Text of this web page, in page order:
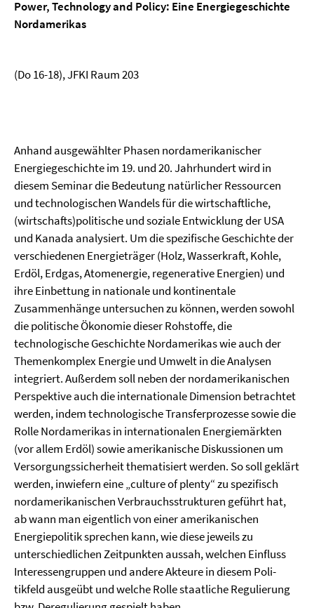
Power, Technology and Policy: Eine Energiegeschichte
Nordamerikas
(Do 16-18), JFKI Raum 203
Anhand ausgewählter Phasen nordamerikanischer
Energiegeschichte im 19. und 20. Jahrhun­dert wird in
diesem Seminar die Bedeutung natürlicher Ressourcen
und technologischen Wandels für die wirtschaftliche,
(wirtschafts)politische und soziale Entwicklung der USA
und Kanada analysiert. Um die spezifische Geschichte der
verschiedenen Energieträger (Holz, Wasserkraft, Kohle,
Erdöl, Erdgas, Atomenergie, regenerative Energien) und
ihre Einbettung in nationale und kontinentale
Zusammenhänge untersuchen zu können, werden sowohl
die politische Ökonomie dieser Rohstoffe, die
technologische Geschichte Nordamerikas wie auch der
Themenkomplex Energie und Umwelt in die Analysen
integriert. Außerdem soll neben der nordamerikanischen
Perspektive auch die internationale Dimension betrachtet
werden, indem technologische Transferprozesse sowie die
Rolle Nordamerikas in internationalen Energiemärkten
(vor allem Erdöl) sowie amerikanische Diskussionen um
Versorgungssicher­heit thematisiert werden. So soll geklärt
werden, inwiefern eine „culture of plenty“ zu spezi­fisch
nordamerikanischen Verbrauchsstrukturen geführt hat,
ab wann man eigentlich von ei­ner amerikanischen
Energiepolitik sprechen kann, wie diese jeweils zu
unterschiedlichen Zeitpunkten aussah, welchen Einfluss
Interessengruppen und andere Akteure in diesem Poli­
tikfeld ausgeübt und welche Rolle staatliche Regulierung